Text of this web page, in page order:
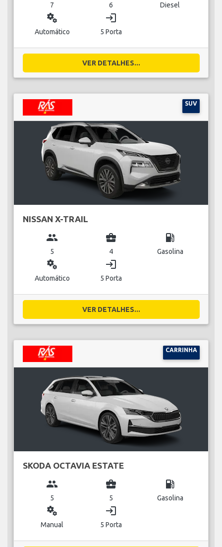
7 6 Diesel
miscellaneous_services
Automático
login
5 Porta
VER DETALHES...
SUV
NISSAN X-TRAIL
group
5
business_center
4
local_gas_station
Gasolina
miscellaneous_services
Automático
login
5 Porta
VER DETALHES...
CARRINHA
SKODA OCTAVIA ESTATE
group
5
business_center
5
local_gas_station
Gasolina
miscellaneous_services
Manual
login
5 Porta